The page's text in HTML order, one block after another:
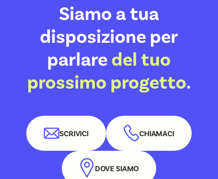
Siamo a tua
disposizione per
parlare del tuo
prossimo progetto.
SCRIVICI CHIAMACI
DOVE SIAMO